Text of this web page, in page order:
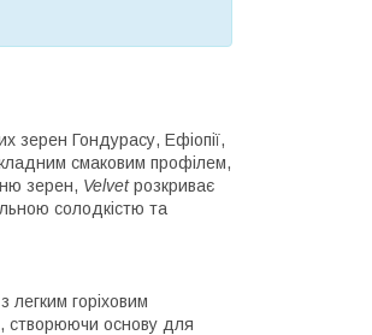
зерен Гондурасу, Ефіопії,
смаковим профілем,
зерен, Velvetрозкриває
солодкістю та
легким горіховим
створюючи основу для